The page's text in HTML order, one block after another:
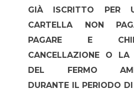
GIÀ ISCRITTO PER
CARTELLA NON
PAGARE E
CANCELLAZIONE O LA
DEL FERMO
DURANTE IL PERIODO